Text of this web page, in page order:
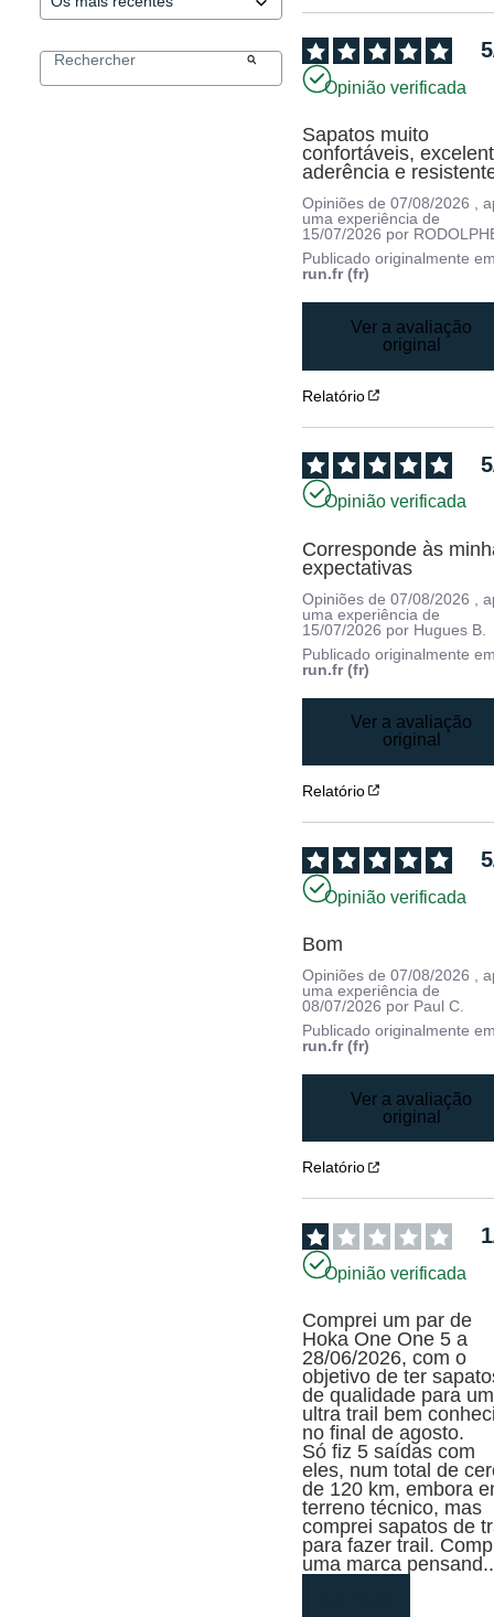
5
Opinião verificada
Sapatos muito
confortáveis,
aderência e
Opiniões de07/08/2026 ,
uma experiência de
15/07/2026 por
Publicado originalmente
run.fr (fr)
Ver a avaliação
original
Relatório
5
Opinião verificada
Corresponde às
expectativas
Opiniões de07/08/2026
,
uma experiência de
15/07/2026 por Hugues B.
Publicado originalmente
run.fr (fr)
Ver a avaliação
original
Relatório
5
Opinião verificada
Bom
Opiniões de07/08/2026
,
uma experiência de
08/07/2026 por Paul C.
Publicado originalmente
run.fr (fr)
Ver a avaliação
original
Relatório
1
Opinião verificada
Comprei um par de
Hoka One One 5 a
28/06/2026, com o
objetivo de ter
de qualidade para um
ultra trail bem
no final de agosto.
Só fiz 5 saídas com
eles, num total de
de 120 km, embora
terreno técnico, mas
comprei sapatos de
para fazer trail.
uma marca pensand